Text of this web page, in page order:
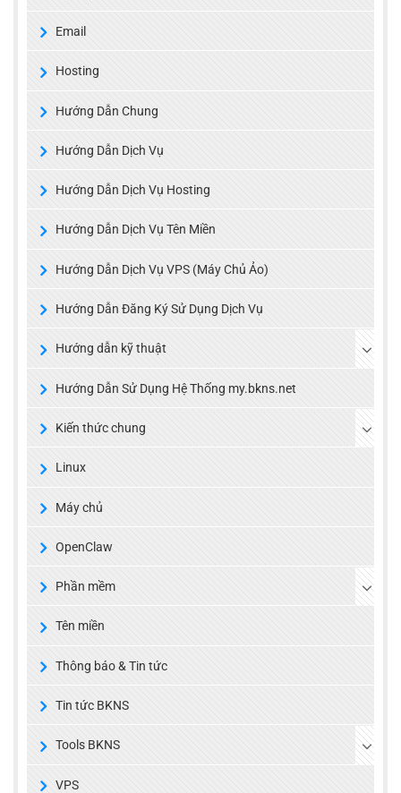
Email
Hosting
Hướng Dẫn Chung
Hướng Dẫn Dịch Vụ
Hướng Dẫn Dịch Vụ Hosting
Hướng Dẫn Dịch Vụ Tên Miền
Hướng Dẫn Dịch Vụ VPS (Máy Chủ Ảo)
Hướng Dẫn Đăng Ký Sử Dụng Dịch Vụ
Hướng dẫn kỹ thuật
Hướng Dẫn Sử Dụng Hệ Thống my.bkns.net
Kiến thức chung
Linux
Máy chủ
OpenClaw
Phần mềm
Tên miền
Thông báo & Tin tức
Tin tức BKNS
Tools BKNS
VPS